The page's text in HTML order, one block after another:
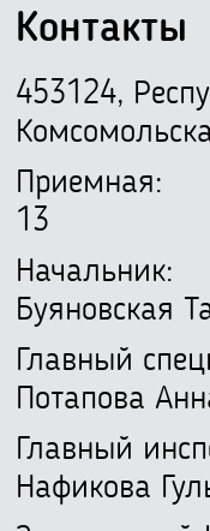
Контакты
453124,
13
Буяновская
Главный
Потапова
Главный
Нафикова